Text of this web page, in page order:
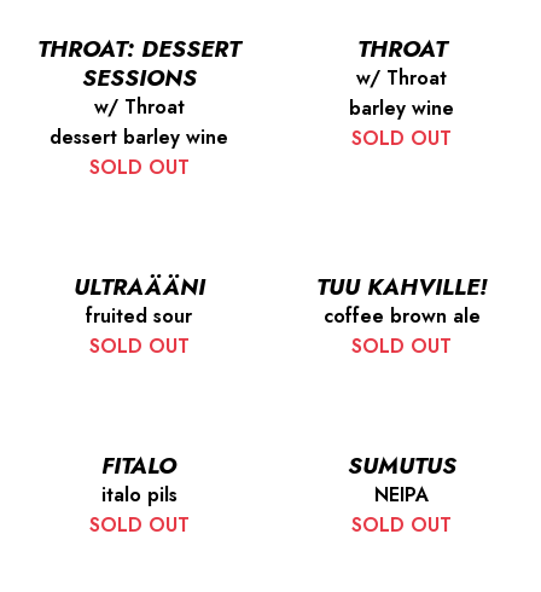
THROAT: DESSERT
SESSIONS
w/ Throat
dessert barley wine
SOLD OUT
THROAT
w/ Throat
barley wine
SOLD OUT
ULTRAÄÄNI
fruited sour
SOLD OUT
TUU KAHVILLE!
coffee brown ale
SOLD OUT
FITALO
italo pils
SOLD OUT
SUMUTUS
NEIPA
SOLD OUT